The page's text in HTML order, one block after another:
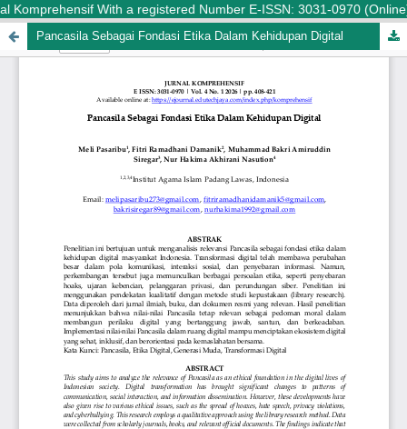
Komprehensif With a registered Number E-ISSN: 3031-0970
Pancasila Sebagai Fondasi Etika Dalam Kehidupan Digital